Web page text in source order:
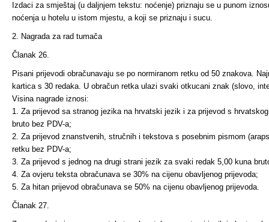
Izdaci za smještaj (u daljnjem tekstu: noćenje) priznaju se u punom
noćenja u hotelu u istom mjestu, a koji se priznaju i sucu.
2. Nagrada za rad tumača
Članak 26.
Pisani prijevodi obračunavaju se po normiranom retku od 50 znakova.
kartica s 30 redaka. U obračun retka ulazi svaki otkucani znak (slovo,
Visina nagrade iznosi:
1. Za prijevod sa stranog jezika na hrvatski jezik i za prijevod s
bruto bez PDV-a;
2. Za prijevod znanstvenih, stručnih i tekstova s posebnim pis­mom
retku bez PDV-a;
3. Za prijevod s jednog na drugi strani jezik za svaki redak 5,00 kuna
4. Za ovjeru teksta obračunava se 30% na cijenu obavljenog prijevoda;
5. Za hitan prijevod obračunava se 50% na cijenu obavljenog prijevoda.
Članak 27.